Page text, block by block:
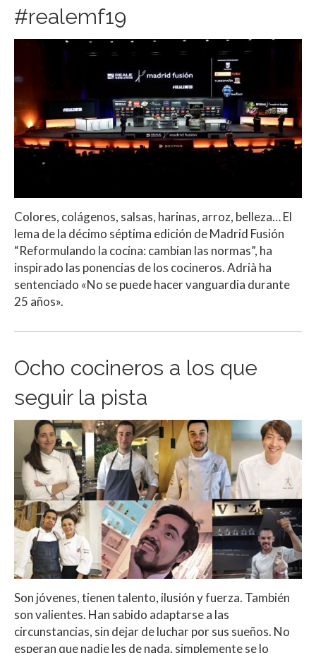
#realemf19
Colores, colágenos, salsas, harinas, arroz, belleza… El
lema de la décimo séptima edición de Madrid Fusión
“Reformulando la cocina: cambian las normas”, ha
inspirado las ponencias de los cocineros. Adrià ha
sentenciado «No se puede hacer vanguardia durante
25 años».
Ocho cocineros a los que
seguir la pista
Son jóvenes, tienen talento, ilusión y fuerza. También
son valientes. Han sabido adaptarse a las
circunstancias, sin dejar de luchar por sus sueños. No
esperan que nadie les de nada, simplemente se lo